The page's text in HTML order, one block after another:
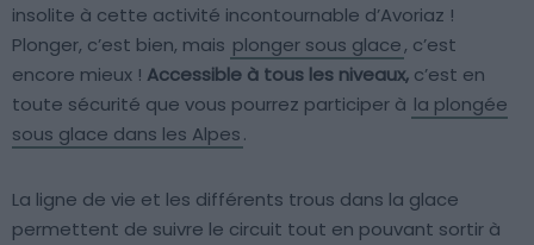
insolite à cette activité incontournable d’Avoriaz !
Plonger, c’est bien, mais plonger sous glace, c’est
encore mieux ! Accessible à tous les niveaux, c’est en
toute sécurité que vous pourrez participer à la plongée
sous glace dans les Alpes.
La ligne de vie et les différents trous dans la glace
permettent de suivre le circuit tout en pouvant sortir à